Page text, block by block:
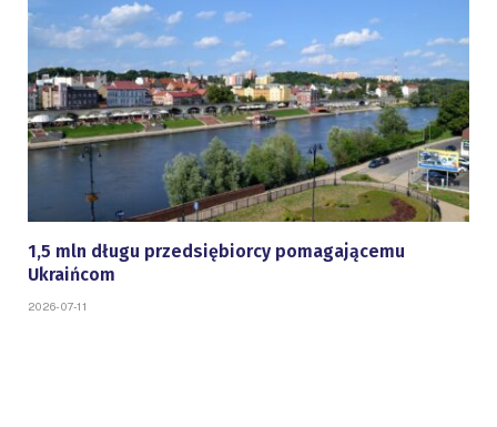
1,5 mln długu przedsiębiorcy pomagającemu
Ukraińcom
2026-07-11